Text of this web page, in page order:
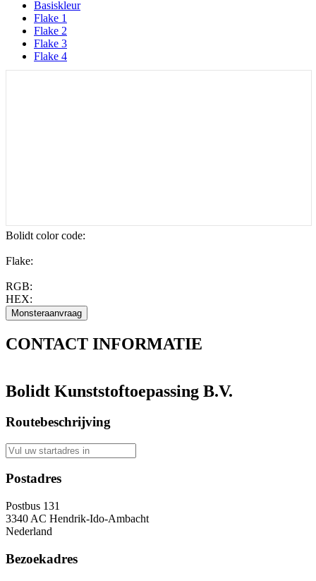
Basiskleur
Flake 1
Flake 2
Flake 3
Flake 4
Bolidt color code:
Flake:
RGB:
HEX:
CONTACT INFORMATIE
Bolidt Kunststoftoepassing B.V.
Routebeschrijving
Postadres
Postbus 131
3340 AC Hendrik-Ido-Ambacht
Nederland
Bezoekadres